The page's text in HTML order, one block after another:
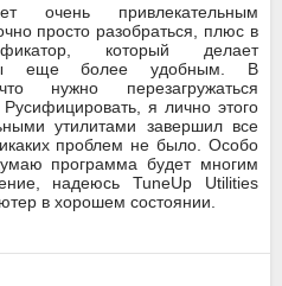
очень привлекательным
просто разобраться, плюс в
который делает
еще более удобным. В
нужно перезагружаться
я лично этого
утилитами завершил все
проблем не было. Особо
программа будет многим
надеюсь TuneUp Utilities
в хорошем состоянии.